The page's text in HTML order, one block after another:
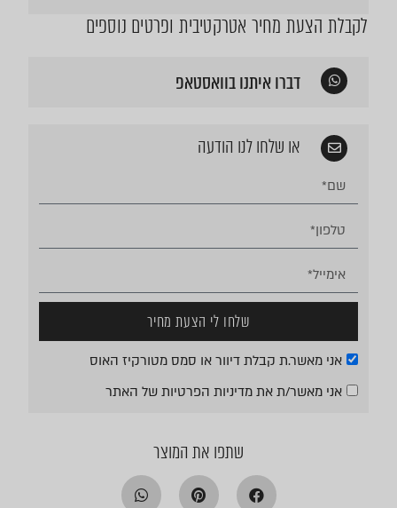
לקבלת הצעת מחיר אטרקטיבית ופרטים נוספים
דברו איתנו בוואסטאפ
או שלחו לנו הודעה
אני מאשר.ת קבלת דיוור או סמס מטורקיז האוס
אני מאשר/ת את מדיניות הפרטיותשל האתר
שלחו לי הצעת מחיר
שתפו את המוצר